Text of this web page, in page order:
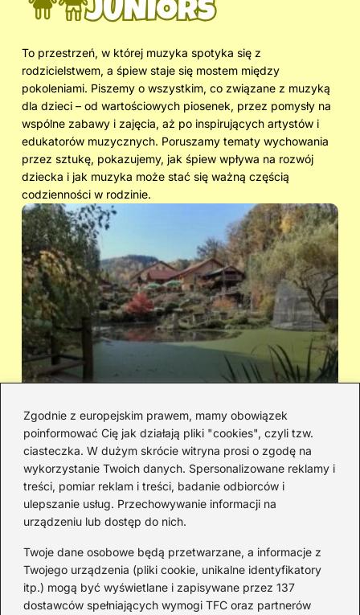
Zgodnie z europejskim prawem, mamy obowiązek
poinformować Cię jak działają pliki "cookies", czyli tzw.
ciasteczka. W dużym skrócie witryna prosi o zgodę na
wykorzystanie Twoich danych. Spersonalizowane reklamy i
treści, pomiar reklam i treści, badanie odbiorców i
ulepszanie usług. Przechowywanie informacji na
urządzeniu lub dostęp do nich.
Twoje dane osobowe będą przetwarzane, a informacje z
Twojego urządzenia (pliki cookie, unikalne identyfikatory
itp.) mogą być wyświetlane i zapisywane przez 137
dostawców spełniających wymogi TFC oraz partnerów
To przestrzeń, w której muzyka spotyka się z
rodzicielstwem, a śpiew staje się mostem między
pokoleniami. Piszemy o wszystkim, co związane z muzyką
dla dzieci – od wartościowych piosenek, przez pomysły na
wspólne zabawy i zajęcia, aż po inspirujących artystów i
edukatorów muzycznych. Poruszamy tematy wychowania
przez sztukę, pokazujemy, jak śpiew wpływa na rozwój
dziecka i jak muzyka może stać się ważną częścią
codzienności w rodzinie.
Cicha woda — kto śpiewał i jaka jest
historia piosenki
Redakcja
JazzJuniors.pl to miejsce dla rodziców, nauczycieli,
animatorów i wszystkich, którzy wierzą, że muzyka to coś
więcej niż dźwięki – to emocje, relacje i wspomnienia.